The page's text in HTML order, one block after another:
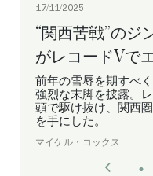
17/11/2025
“関西苦戦”のジ
がレコードVで
前年の雪辱を期すべ
強烈な末脚を披露。
頭で駆け抜け、関西
を手にした。
マイケル・コックス